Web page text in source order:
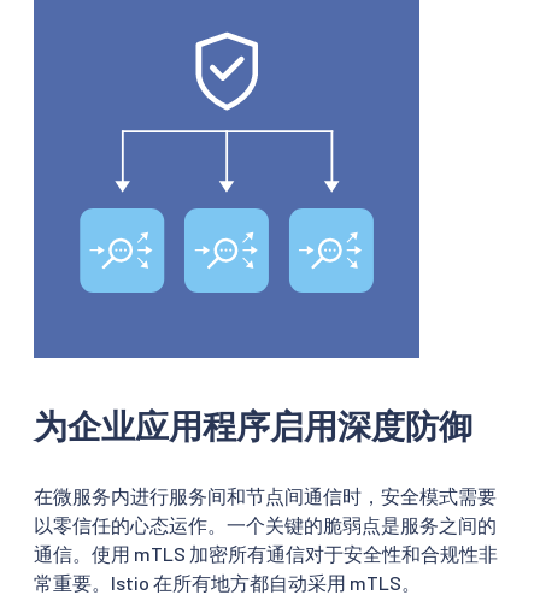
为企业应用程序启用深度防御
在微服务内进行服务间和节点间通信时，安全模式需要
以零信任的心态运作。一个关键的脆弱点是服务之间的
通信。使用 mTLS 加密所有通信对于安全性和合规性非
常重要。Istio 在所有地方都自动采用 mTLS。